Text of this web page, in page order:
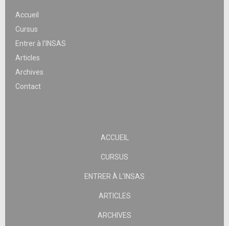
Accueil
Cursus
Entrer à l’INSAS
Articles
Archives
Contact
ACCUEIL
CURSUS
ENTRER À L’INSAS
ARTICLES
ARCHIVES